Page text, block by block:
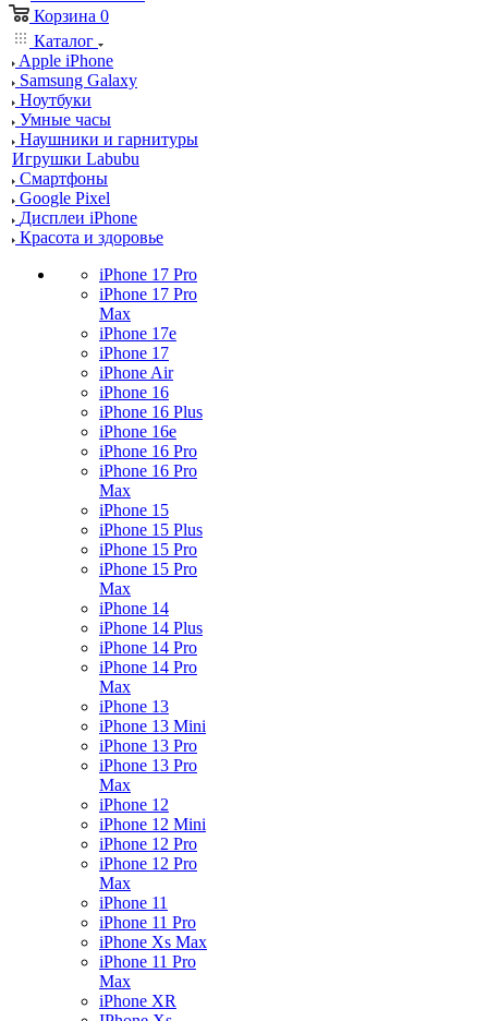
Корзина 0
Каталог
Apple iPhone
Samsung Galaxy
Ноутбуки
Умные часы
Наушники и гарнитуры
Игрушки Labubu
Смартфоны
Google Pixel
Дисплеи iPhone
Красота и здоровье
iPhone 17 Pro
iPhone 17 Pro
Max
iPhone 17e
iPhone 17
iPhone Air
iPhone 16
iPhone 16 Plus
iPhone 16e
iPhone 16 Pro
iPhone 16 Pro
Max
iPhone 15
iPhone 15 Plus
iPhone 15 Pro
iPhone 15 Pro
Max
iPhone 14
iPhone 14 Plus
iPhone 14 Pro
iPhone 14 Pro
Max
iPhone 13
iPhone 13 Mini
iPhone 13 Pro
iPhone 13 Pro
Max
iPhone 12
iPhone 12 Mini
iPhone 12 Pro
iPhone 12 Pro
Max
iPhone 11
iPhone 11 Pro
iPhone Xs Max
iPhone 11 Pro
Max
iPhone XR